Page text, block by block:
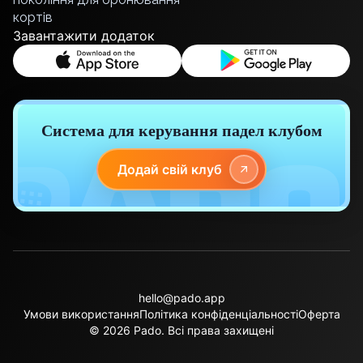
Poznan
Pruszcz Gdański
Pszczyna
Rzeszow
Siedlce
Szczecin
Turbia
Zielona Gora
кортів
Завантажити додаток
Система для керування падел клубом
Додай свій клуб
© 2026 Pado. Всі права захищені
hello@pado.app
Умови використанняПолітика конфіденціальностіОферта